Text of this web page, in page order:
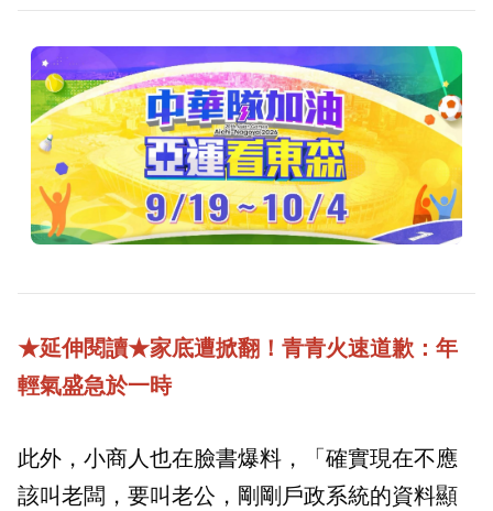
★延伸閱讀★家底遭掀翻！青青火速道歉：年
輕氣盛急於一時
此外，小商人也在臉書爆料，「確實現在不應
該叫老闆，要叫老公，剛剛戶政系統的資料顯